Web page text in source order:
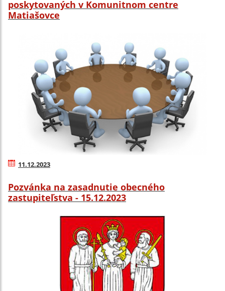
poskytovaných v Komunitnom centre
Matiašovce
11.12.2023
Pozvánka na zasadnutie obecného
zastupiteľstva - 15.12.2023